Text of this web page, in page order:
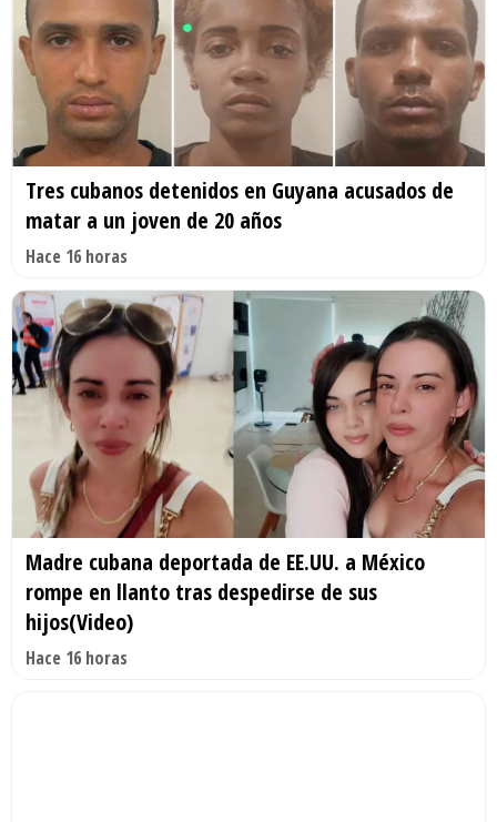
Tres cubanos detenidos en Guyana acusados de
matar a un joven de 20 años
Hace 16 horas
Madre cubana deportada de EE.UU. a México
rompe en llanto tras despedirse de sus
hijos(Video)
Hace 16 horas